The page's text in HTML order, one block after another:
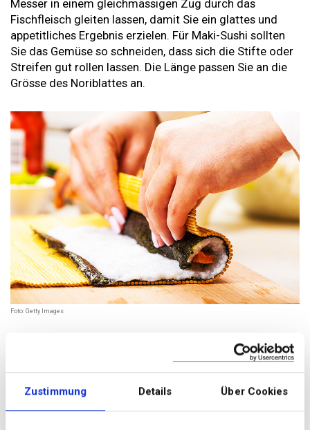
Zustimmung Details Über Cookies
Messer in einem gleichmässigen Zug durch das
Fischfleisch gleiten lassen, damit Sie ein glattes und
appetitliches Ergebnis erzielen. Für Maki-Sushi sollten
Sie das Gemüse so schneiden, dass sich die Stifte oder
Streifen gut rollen lassen. Die Länge passen Sie an die
Grösse des Noriblattes an.
Foto: Getty Images
Maki-Rollen sind der Sushi-Klassiker zum
Selbermachen. Aber wie rollen Sie Reis und Co. richtig?
Dies sind die Schritte:
Legen Sie die Bambusmatte bereit und umwickeln Sie